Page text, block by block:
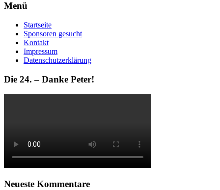
Menü
Startseite
Sponsoren gesucht
Kontakt
Impressum
Datenschutzerklärung
Die 24. – Danke Peter!
Neueste Kommentare